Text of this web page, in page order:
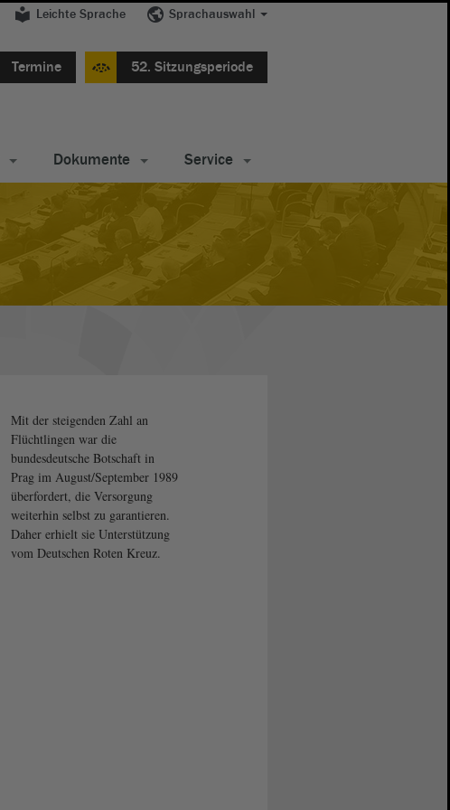
Leichte Sprache Sprachauswahl
Termine 52. Sitzungsperiode
Dokumente Service
Mit der steigenden Zahl an
Flüchtlingen war die
bundesdeutsche Botschaft in
Prag im August/September 1989
überfordert, die Versorgung
weiterhin selbst zu garantieren.
Daher erhielt sie Unterstützung
vom Deutschen Roten Kreuz.